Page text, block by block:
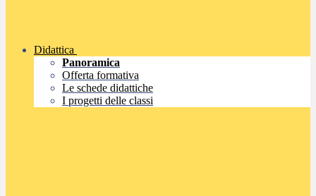
Didattica
Panoramica
Offerta formativa
Le schede didattiche
I progetti delle classi